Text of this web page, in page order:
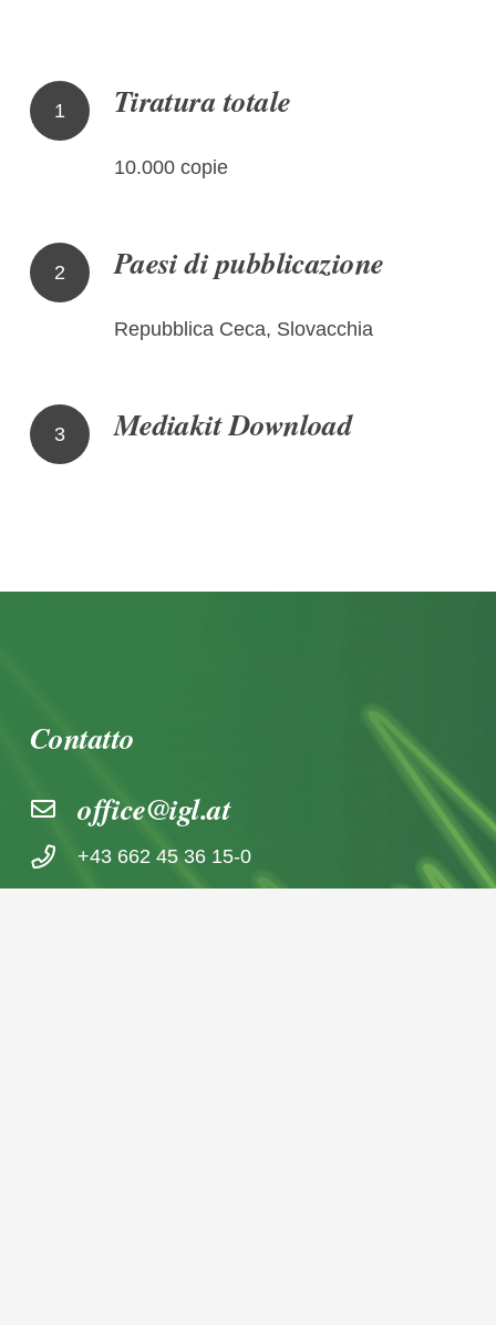
1 Tiratura totale
10.000 copie
2 Paesi di pubblicazione
Repubblica Ceca, Slovacchia
3 Mediakit Download
Contatto
office@igl.at
+43 662 45 36 15-0